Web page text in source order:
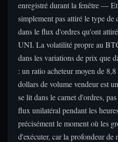
enregistré durant la fenêtre —
simplement pas attiré le type
dans le flux d'ordres qu'ont
UNI. La volatilité propre au
dans les variations de prix que
: un ratio acheteur moyen de
dollars de volume vendeur est
se lit dans le carnet d'ordres,
flux unilatéral pendant les
précisément le moment où les
d'exécuter, car la profondeur